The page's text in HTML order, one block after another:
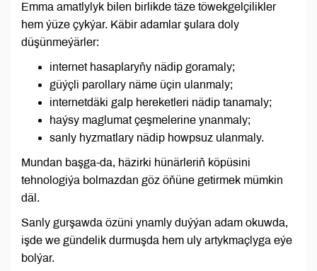
Emma amatlylyk bilen birlikde täze töwekgelçilikler
hem ýüze çykýar. Käbir adamlar şulara doly
düşünmeýärler:
internet hasaplaryňy nädip goramaly;
güýçli parollary näme üçin ulanmaly;
internetdäki galp hereketleri nädip tanamaly;
haýsy maglumat çeşmelerine ynanmaly;
sanly hyzmatlary nädip howpsuz ulanmaly.
Mundan başga-da, häzirki hünärleriň köpüsini
tehnologiýa bolmazdan göz öňüne getirmek mümkin
däl.
Sanly gurşawda özüni ynamly duýýan adam okuwda,
işde we gündelik durmuşda hem uly artykmaçlyga eýe
bolýar.